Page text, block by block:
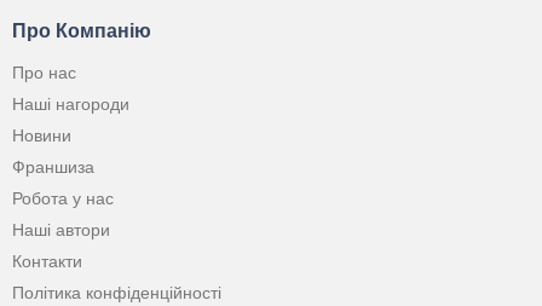
Про Компанію
Про нас
Наші нагороди
Новини
Франшиза
Робота у нас
Наші автори
Контакти
Політика конфіденційності